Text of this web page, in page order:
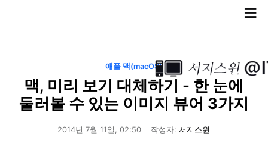
≡
애플 맥(macOS)
맥, 미리 보기 대체하기 - 한 눈에
둘러볼 수 있는 이미지 뷰어 3가지
2014년 7월 11일, 02:50 작성자:서지스윈